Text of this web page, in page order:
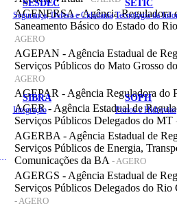
SESDEC
Segurança, Defesa e Cidadania
SETIC
Tecnologia da
SIBRA
Integração
SOPH
Portos e Hidrovias
AGENERSA - Agência Reguladora
Saneamento Básico do Estado do
AGERO
AGEPAN - Agência Estadual de
Serviços Públicos do Mato Grosso
AGERO
AGEPAR - Agência Reguladora do
AGER - Agência Estadual de
Serviços Públicos Delegados do MT
AGERBA - Agência Estadual de
Serviços Públicos de Energia,
Comunicações da BA - AGERO
AGERGS - Agência Estadual de
Serviços Públicos Delegados do Rio
- AGERO